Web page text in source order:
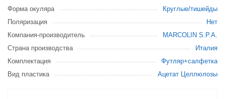
Форма окуляра
Круглые/тишейды
Поляризация
Нет
Компания-производитель
MARCOLIN S.P.A.
Страна производства
Италия
Комплектация
Футляр+салфетка
Вид пластика
Ацетат Целлюлозы